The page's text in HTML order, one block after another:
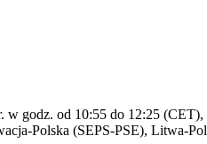
godz. od 10:55 do 12:25 (CET),
Polska (SEPS-PSE), Litwa-